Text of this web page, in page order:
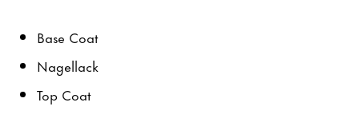
Base Coat
Nagellack
Top Coat